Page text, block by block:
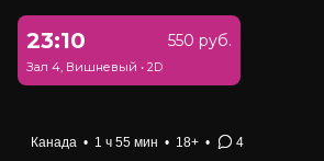
23:10 550 руб.
Зал 4, Вишневый • 2D
Канада • 1 ч 55 мин • 18+ • 4